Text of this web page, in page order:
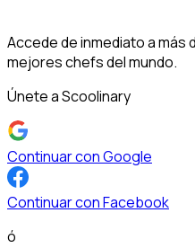
Accede de inmediato a más
mejores chefs del mundo.
Únete a Scoolinary
Continuar con Google
Continuar con Facebook
ó